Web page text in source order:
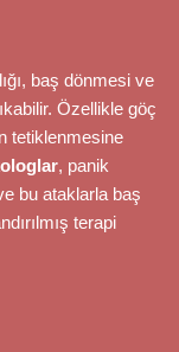
baş dönmesi ve
Özellikle göç
tetiklenmesine
, panik
bu ataklarla baş
terapi